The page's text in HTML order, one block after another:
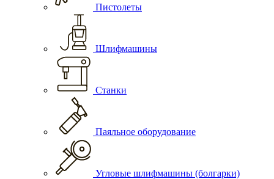
Пистолеты
Шлифмашины
Станки
Паяльное оборудование
Угловые шлифмашины (болгарки)